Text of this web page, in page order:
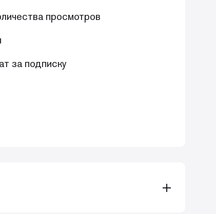
просмотров
за подписку